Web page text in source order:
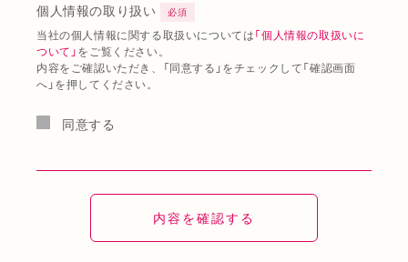
個人情報の取り扱い 必須
当社の個人情報に関する取扱いについては「個人情報の取扱いに
ついて」をご覧ください。
内容をご確認いただき、「同意する」をチェックして「確認画面
へ」を押してください。
同意する